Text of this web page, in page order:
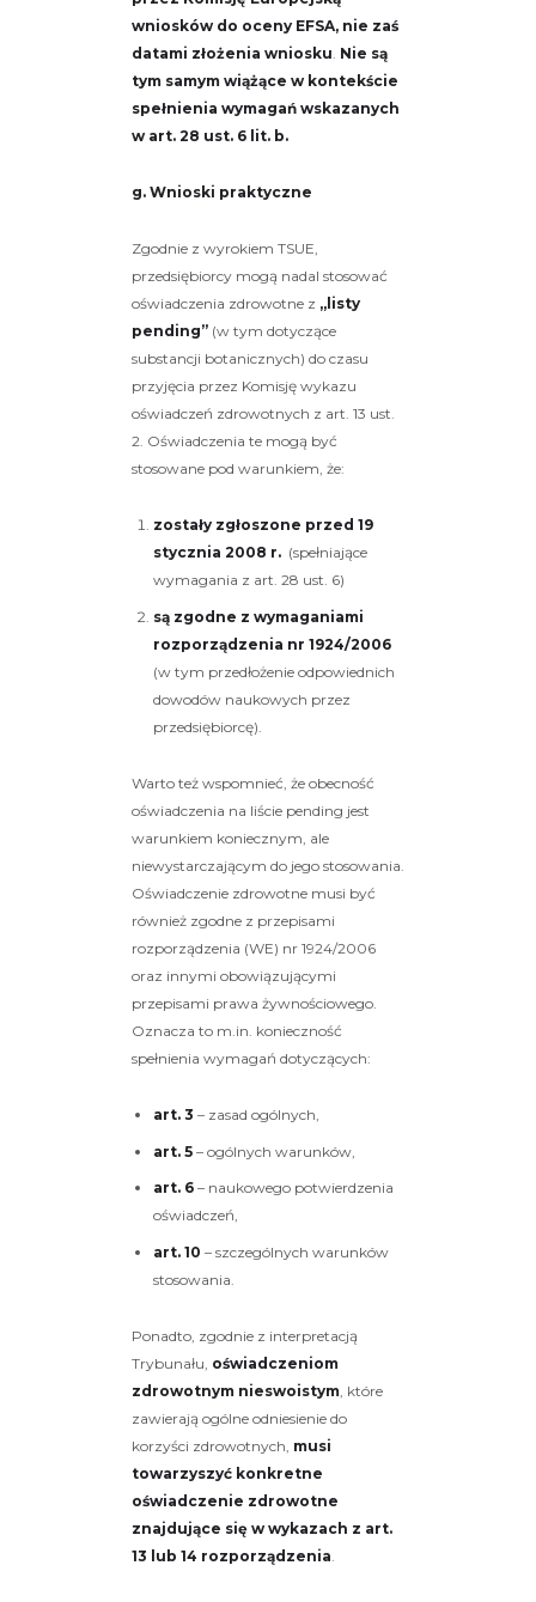
wniosków do oceny EFSA, nie zaś
datami złożenia wniosku. Nie są
tym samym wiążące w kontekście
spełnienia wymagań wskazanych
w art. 28 ust. 6 lit. b.
g. Wnioski praktyczne
Zgodnie z wyrokiem TSUE,
przedsiębiorcy mogą nadal stosować
oświadczenia zdrowotne z „listy
pending” (w tym dotyczące
substancji botanicznych) do czasu
przyjęcia przez Komisję wykazu
oświadczeń zdrowotnych z art. 13 ust.
2. Oświadczenia te mogą być
stosowane pod warunkiem, że:
zostały zgłoszone przed 19
stycznia 2008 r. (spełniające
wymagania z art. 28 ust. 6)
są zgodne z wymaganiami
rozporządzenia nr 1924/2006
(w tym przedłożenie odpowiednich
dowodów naukowych przez
przedsiębiorcę).
Warto też wspomnieć, że obecność
oświadczenia na liście pending jest
warunkiem koniecznym, ale
niewystarczającym do jego stosowania.
Oświadczenie zdrowotne musi być
również zgodne z przepisami
rozporządzenia (WE) nr 1924/2006
oraz innymi obowiązującymi
przepisami prawa żywnościowego.
Oznacza to m.in. konieczność
spełnienia wymagań dotyczących:
art. 3 – zasad ogólnych,
art. 5 – ogólnych warunków,
art. 6 – naukowego potwierdzenia
oświadczeń,
art. 10 – szczególnych warunków
stosowania.
Ponadto, zgodnie z interpretacją
Trybunału, oświadczeniom
zdrowotnym nieswoistym, które
zawierają ogólne odniesienie do
korzyści zdrowotnych, musi
towarzyszyć konkretne
oświadczenie zdrowotne
znajdujące się w wykazach z art.
13 lub 14 rozporządzenia.